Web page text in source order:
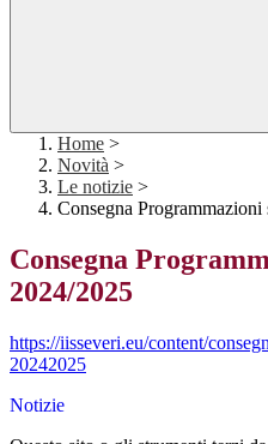
Home >
Novità >
Le notizie >
Consegna
Consegna
2024/2025
https://iisseveri.eu/content/
20242025
Notizie